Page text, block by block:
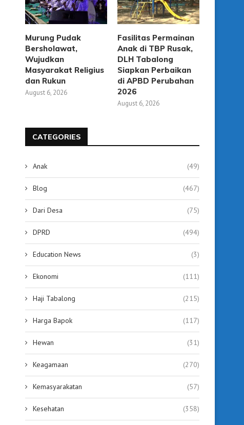
Gubernur Kalsel
Murung Pudak
Bersholawat,
Wujudkan
Masyarakat Religius
dan Rukun
August 6, 2026
Fasilitas Permainan
Anak di TBP Rusak,
DLH Tabalong
Siapkan Perbaikan
di APBD Perubahan
2026
August 6, 2026
CATEGORIES
Anak (49)
Blog (467)
Dari Desa (75)
DPRD (494)
Education News (3)
Ekonomi (111)
Haji Tabalong (215)
Harga Bapok (117)
Hewan (31)
Keagamaan (270)
Kemasyarakatan (57)
Kesehatan (358)